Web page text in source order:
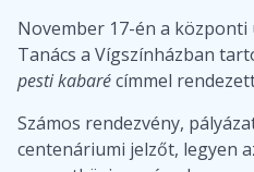
November 17-én a központi
Tanács a Vígszínházban
pesti kabarécímmel
Számos rendezvény,
centenáriumi jelzőt, legyen